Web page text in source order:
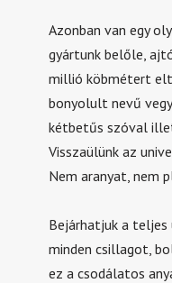
Azonban van egy
gyártunk belőle,
millió köbmétert
bonyolult nevű
kétbetűs szóval
Visszaülünk az
Nem aranyat, nem
Bejárhatjuk a
minden csillagot,
ez a csodálatos